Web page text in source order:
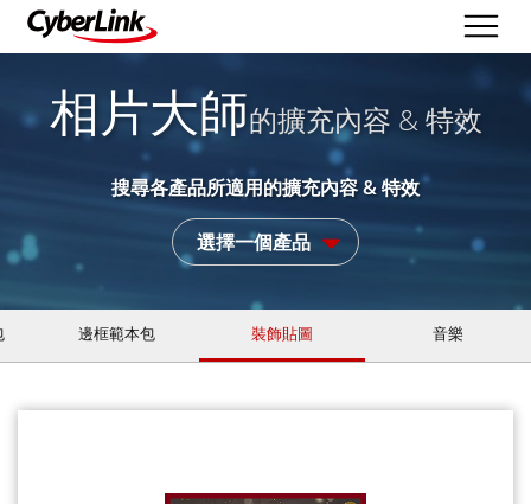
相片大師的擴充內容 & 特效
搜尋各產品所適用的擴充內容 & 特效
選擇一個產品
邊框範本包 裝飾貼圖 音樂